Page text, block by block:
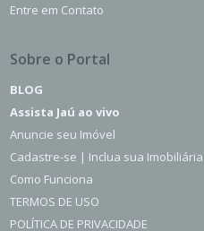
Entre em Contato
Sobre o Portal
BLOG
Assista Jaú ao vivo
Anuncie seu Imóvel
Cadastre-se | Inclua sua Imobiliária
Como Funciona
TERMOS DE USO
POLÍTICA DE PRIVACIDADE